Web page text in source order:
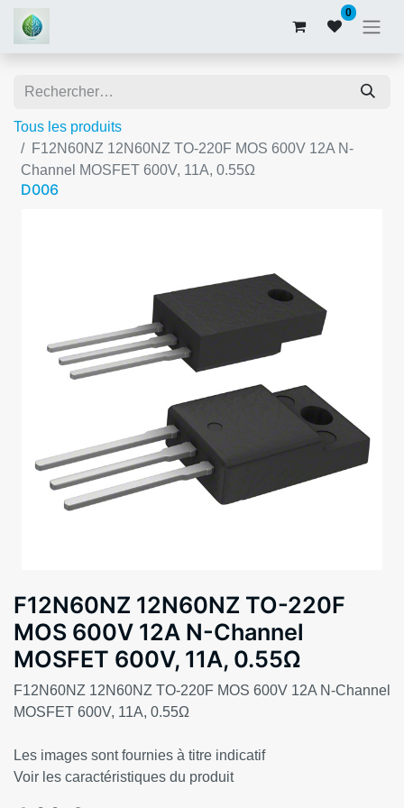
0
Tous les produits
F12N60NZ 12N60NZ TO-220F MOS 600V 12A N-
Channel MOSFET 600V, 11A, 0.55Ω
D006
F12N60NZ 12N60NZ TO-220F
MOS 600V 12A N-Channel
MOSFET 600V, 11A, 0.55Ω
F12N60NZ 12N60NZ TO-220F MOS 600V 12A N-Channel
MOSFET 600V, 11A, 0.55Ω
Les images sont fournies à titre indicatif
Voir les caractéristiques du produit